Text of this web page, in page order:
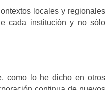
locales y regionales
cada institución y no sólo
como lo he dicho en otros